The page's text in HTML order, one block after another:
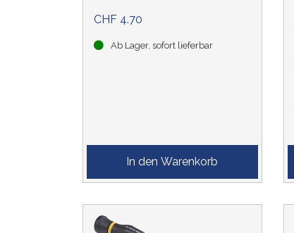
CHF 4.70
Ab Lager, sofort lieferbar